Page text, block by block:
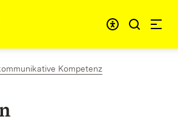
Kompetenz